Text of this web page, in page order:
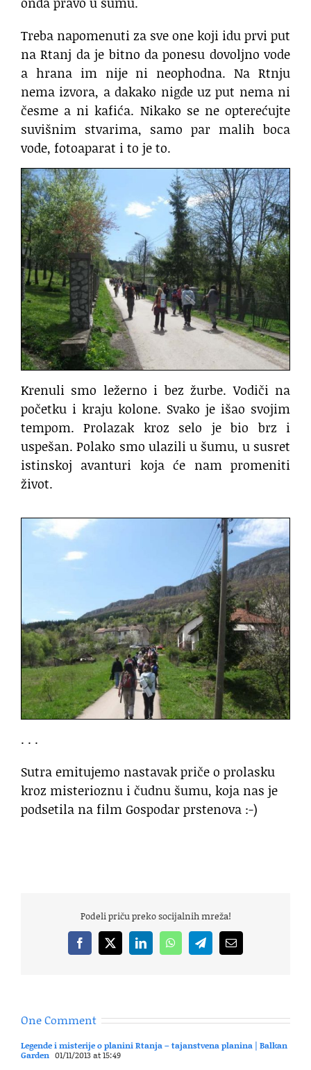
Treba napomenuti za sve one koji idu prvi put
na Rtanj da je bitno da ponesu dovoljno vode
a hrana im nije ni neophodna. Na Rtnju
nema izvora, a dakako nigde uz put nema ni
česme a ni kafića. Nikako se ne opterećujte
suvišnim stvarima, samo par malih boca
vode, fotoaparat i to je to.
Krenuli smo ležerno i bez žurbe. Vodiči na
početku i kraju kolone. Svako je išao svojim
tempom. Prolazak kroz selo je bio brz i
uspešan. Polako smo ulazili u šumu, u susret
istinskoj avanturi koja će nam promeniti
život.
. . .
Sutra emitujemo nastavak priče o prolasku
kroz misterioznu i čudnu šumu, koja nas je
podsetila na film Gospodar prstenova :-)
Podeli priču preko socijalnih mreža!
Facebook
X LinkedInWhatsAppTelegramEmail
One Comment
Legende i misterije o planini Rtanja – tajanstvena planina | Balkan
Garden 01/11/2013 at 15:49